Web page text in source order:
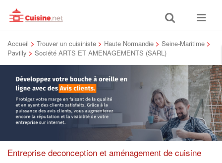
Toggle
search
Toggle
Accueil > Trouver un cuisiniste > Haute Normandie > Seine-Maritime >
Pavilly > Société ARTS ET AMENAGEMENTS (SARL)
Entreprise deconception et aménagement de cuisine